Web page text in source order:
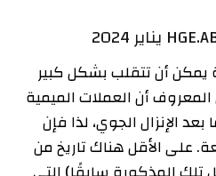
يمكن أن تتقلب بشكل كبير
أن العملات الميمية
الإنزال الجوي، لذا فإن
على الأقل هناك تاريخ من